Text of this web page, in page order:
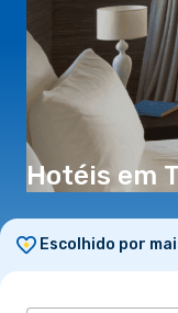
Hotéis em
Escolhido por